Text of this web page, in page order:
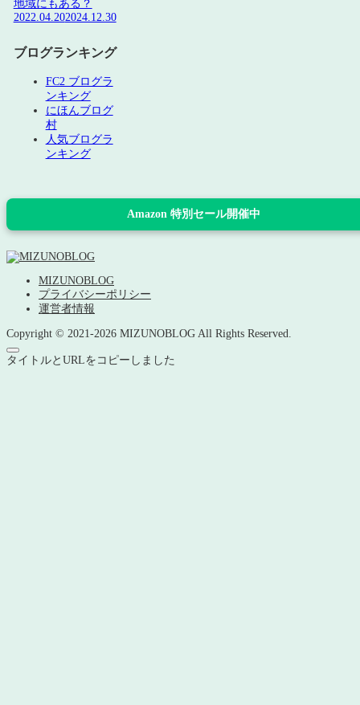
地域にもある？
2022.04.202024.12.30
ブログランキング
FC2 ブログラ
ンキング
にほんブログ
村
人気ブログラ
ンキング
Amazon 特別セール開催中
MIZUNOBLOG
プライバシーポリシー
運営者情報
Copyright © 2021-2026 MIZUNOBLOG All Rights Reserved.
タイトルとURLをコピーしました